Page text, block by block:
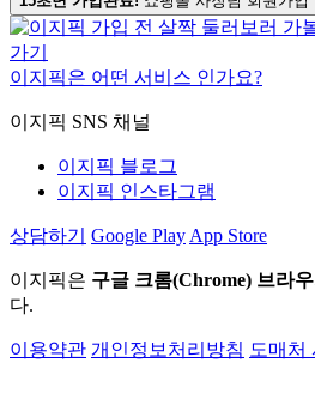
이지픽은 어떤 서비스 인가요?
이지픽 SNS 채널
이지픽 블로그
이지픽 인스타그램
상담하기 Google Play App Store
이지픽은 구글 크롬(Chrome) 브라우
다.
이용약관 개인정보처리방침 도매처